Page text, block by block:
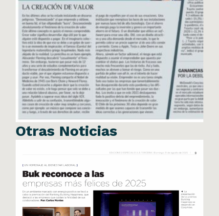
Otras Noticias